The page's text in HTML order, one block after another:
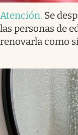
Atención. Se
las personas de
renovarla como